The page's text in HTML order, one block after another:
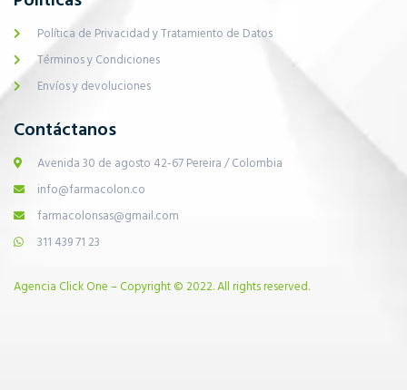
Política de Privacidad y Tratamiento de Datos
Términos y Condiciones
Envíos y devoluciones
Contáctanos
Avenida 30 de agosto 42-67 Pereira / Colombia
info@farmacolon.co
farmacolonsas@gmail.com
311 439 71 23
Agencia Click One – Copyright © 2022. All rights reserved.